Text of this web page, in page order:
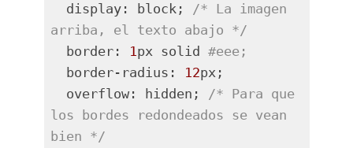
  display: block;
/* La imagen
arriba, el texto abajo */
  border:
1px solid #eee;
  border-radius:
12px;
  overflow: hidden;
/* Para que
los bordes redondeados se vean
bien */